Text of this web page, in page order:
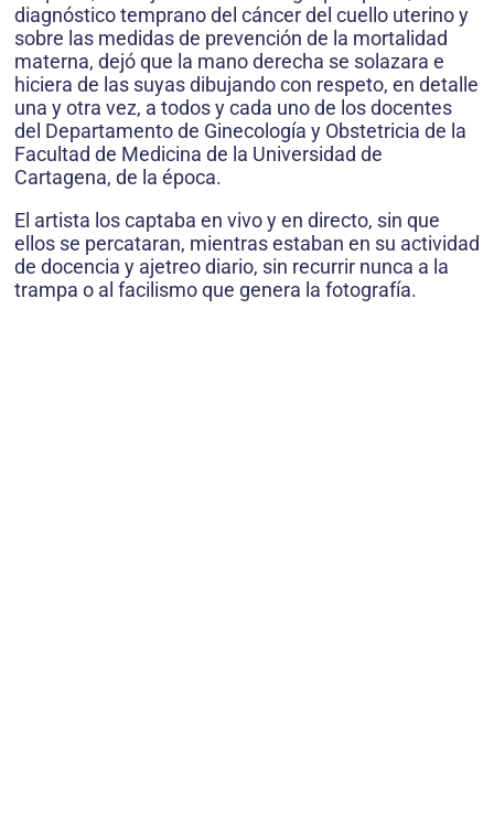
diagnóstico temprano del cáncer del cuello uterino y
sobre las medidas de prevención de la mortalidad
materna, dejó que la mano derecha se solazara e
hiciera de las suyas dibujando con respeto, en detalle
una y otra vez, a todos y cada uno de los docentes
del Departamento de Ginecología y Obstetricia de la
Facultad de Medicina de la Universidad de
Cartagena, de la época.
El artista los captaba en vivo y en directo, sin que
ellos se percataran, mientras estaban en su actividad
de docencia y ajetreo diario, sin recurrir nunca a la
trampa o al facilismo que genera la fotografía.